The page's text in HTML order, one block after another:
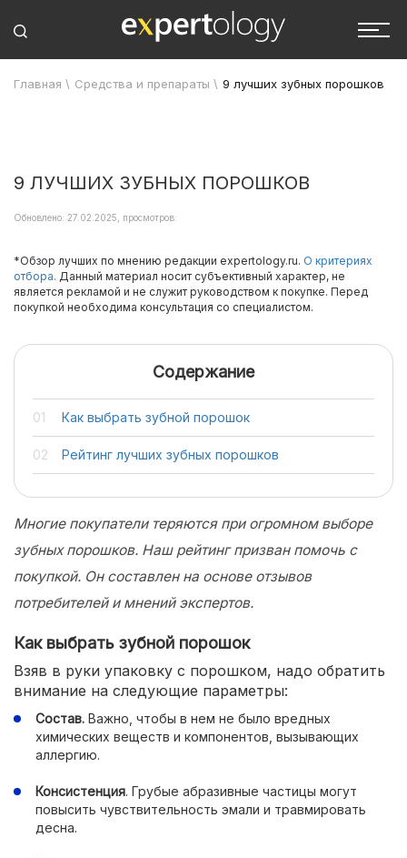
Главная \ Средства и препараты \ 9 лучших зубных порошков
9 ЛУЧШИХ ЗУБНЫХ ПОРОШКОВ
Обновлено: 27.02.2025, просмотров:
*Обзор лучших по мнению редакции expertology.ru. О критериях
отбора. Данный материал носит субъективный характер, не
является рекламой и не служит руководством к покупке. Перед
покупкой необходима консультация со специалистом.
Содержание
Как выбрать зубной порошок
Рейтинг лучших зубных порошков
Многие покупатели теряются при огромном выборе
зубных порошков. Наш рейтинг призван помочь с
покупкой. Он составлен на основе отзывов
потребителей и мнений экспертов.
Как выбрать зубной порошок
Взяв в руки упаковку с порошком, надо обратить
внимание на следующие параметры:
Состав. Важно, чтобы в нем не было вредных
химических веществ и компонентов, вызывающих
аллергию.
Консистенция. Грубые абразивные частицы могут
повысить чувствительность эмали и травмировать
десна.